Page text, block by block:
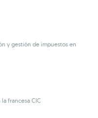
y gestión de impuestos en
francesa CIC